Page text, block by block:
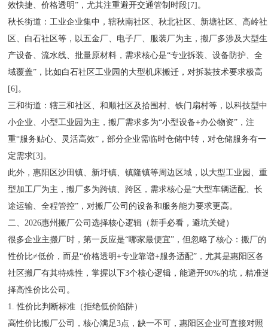
效快捷、价格透明”，尤其注重避开交通管制时段[7]。
秋长街道：工业企业集中，辖秋南社区、秋北社区、新塘社区、高岭社
区、白石社区等，以五金厂、电子厂、服装厂为主，搬厂多涉及大型生
产设备、流水线、批量原材料，需求核心是“专业拆装、设备防护、全
域覆盖”，比如白石社区工业园的大型机床搬迁，对拆装技术要求极高
[6]。
三和街道：辖三和社区、和顺社区及拾围村、铁门扇村等，以科技型中
小企业、小型工业园为主，搬厂需求多为“小型设备+办公物资”，注
重“服务贴心、灵活高效”，部分企业需临时仓储中转，对仓储服务有一
定需求[3]。
此外，惠阳区沙田镇、新圩镇、镇隆镇等周边区域，以大型工业园、重
型加工厂为主，搬厂多为跨镇、跨区，需求核心是“大型车辆适配、长
途运输、全程管控”，对搬厂公司的设备和服务能力要求更高。
二、2026惠州搬厂公司选择核心逻辑（新手必看，避坑关键）
很多企业主搬厂时，第一反应是“哪家最便宜”，但忽略了核心：搬厂的
性价比≠低价，而是“价格透明+专业靠谱+服务适配”，尤其是惠阳区各
社区搬厂有其特殊性，掌握以下3个核心逻辑，能避开90%的坑，精准
择高性价比公司。
1. 性价比判断标准（拒绝低价陷阱）
高性价比搬厂公司，核心满足3点，缺一不可，惠阳区企业可直接对照